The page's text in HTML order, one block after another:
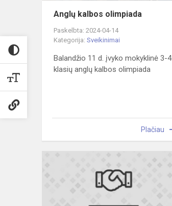
Anglų kalbos olimpiada
Paskelbta: 2024-04-14
Kategorija: Sveikinimai
Balandžio 11 d. įvyko mokyklinė 3-4
klasių anglų kalbos olimpiada
Plačiau